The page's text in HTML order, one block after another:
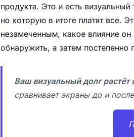
продукта. Это и есть
но которую в итоге платят все.
незамеченным, какое влияние
обнаружить, а затем постепенно
Ваш визуальный долг
сравнивает экраны до и